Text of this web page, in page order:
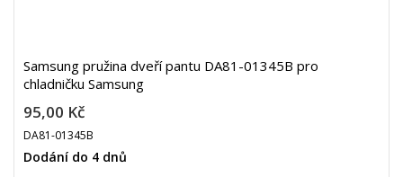
Samsung pružina dveří pantu DA81-01345B pro
chladničku Samsung
95,00 Kč
DA81-01345B
Dodání do 4 dnů